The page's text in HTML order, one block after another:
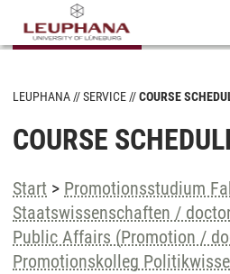
LEUPHANA SERVICE COURSE
COURSE
Start > Promotionsstudium
Staatswissenschaften /
Public Affairs (Promotion /
Promotionskolleg